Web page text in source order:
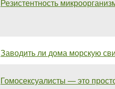
Резистентность
Заводить ли дома морскую
Гомосексуалисты — это